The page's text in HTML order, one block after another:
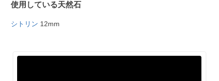
使用している天然石
シトリン 12mm